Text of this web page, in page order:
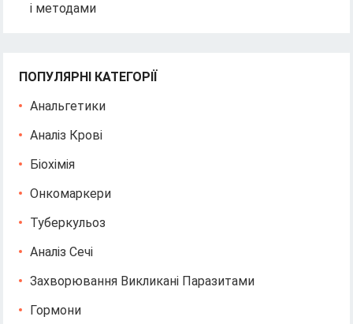
і методами
ПОПУЛЯРНІ КАТЕГОРІЇ
Анальгетики
Аналіз Крові
Біохімія
Онкомаркери
Туберкульоз
Аналіз Сечі
Захворювання Викликані Паразитами
Гормони